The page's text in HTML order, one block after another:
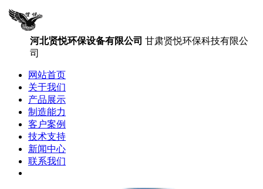
河北贤悦环保设备有限公司 甘肃贤悦环保科技有限公
司
网站首页
关于我们
产品展示
制造能力
客户案例
技术支持
新闻中心
联系我们